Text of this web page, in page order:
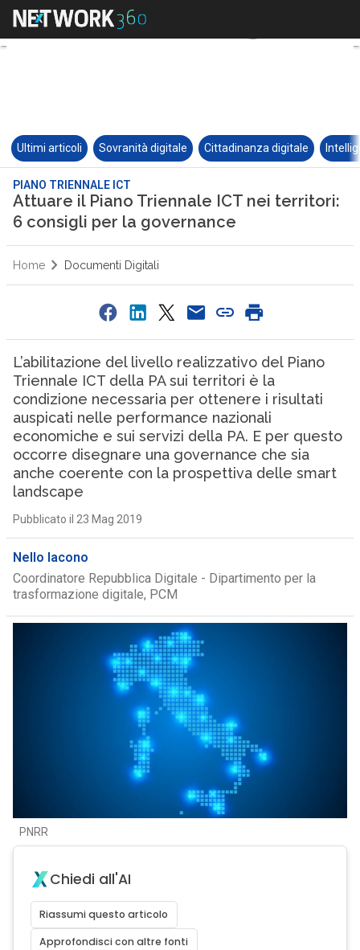
Ultimi articoli Sovranità digitale Cittadinanza digitale
PIANO TRIENNALE ICT
Attuare il Piano Triennale ICT nei territori:
6 consigli per la governance
Home Documenti Digitali
L’abilitazione del livello realizzativo del Piano
Triennale ICT della PA sui territori è la
condizione necessaria per ottenere i risultati
auspicati nelle performance nazionali
economiche e sui servizi della PA. E per questo
occorre disegnare una governance che sia
anche coerente con la prospettiva delle smart
landscape
Pubblicato il 23 Mag 2019
Nello Iacono
Coordinatore Repubblica Digitale - Dipartimento per la
trasformazione digitale, PCM
PNRR
Chiedi all'AI
Riassumi questo articolo
Approfondisci con altre fonti